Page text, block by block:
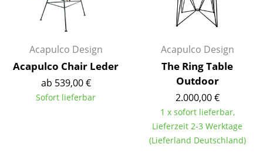
... alle Leuchten
Betten
Doppelbetten
Einzelbetten
Acapulco Design
Acapulco Chair Leder
ab 539,00 €
Sofort lieferbar
Acapulco Design
The Ring Table
Outdoor
2.000,00 €
1 x sofort lieferbar,
Lieferzeit 2-3 Werktage
(Lieferland Deutschland)